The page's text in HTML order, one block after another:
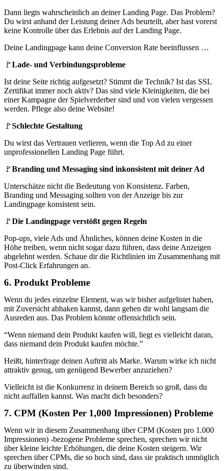
Dann liegts wahrscheinlich an deiner Landing Page. Das Problem?
Du wirst anhand der Leistung deiner Ads beurteilt, aber hast vorerst
keine Kontrolle über das Erlebnis auf der Landing Page.
Deine Landingpage kann deine Conversion Rate beeinflussen …
🚩Lade- und Verbindungsprobleme
Ist deine Seite richtig aufgesetzt? Stimmt die Technik? Ist das SSL
Zertifikat immer noch aktiv? Das sind viele Kleinigkeiten, die bei
einer Kampagne der Spielverderber sind und von vielen vergessen
werden. Pflege also deine Website!
🚩Schlechte Gestaltung
Du wirst das Vertrauen verlieren, wenn die Top Ad zu einer
unprofessionellen Landing Page führt.
🚩Branding und Messaging sind inkonsistent mit deiner Ad
Unterschätze nicht die Bedeutung von Konsistenz. Farben,
Branding und Messaging sollten von der Anzeige bis zur
Landingpage konsistent sein.
🚩Die Landingpage verstößt gegen Regeln
Pop-ups, viele Ads und Ähnliches, können deine Kosten in die
Höhe treiben, wenn nicht sogar dazu führen, dass deine Anzeigen
abgelehnt werden. Schaue dir die Richtlinien im Zusammenhang mit
Post-Click Erfahrungen an.
6. Produkt Probleme
Wenn du jedes einzelne Element, was wir bisher aufgelistet haben,
mit Zuversicht abhaken kannst, dann gehen dir wohl langsam die
Ausreden aus. Das Problem könnte offensichtlich sein.
“Wenn niemand dein Produkt kaufen will, liegt es vielleicht daran,
dass niemand dein Produkt kaufen möchte.”
Heißt, hinterfrage deinen Auftritt als Marke. Warum wirke ich nicht
attraktiv genug, um genügend Bewerber anzuziehen?
Vielleicht ist die Konkurrenz in deinem Bereich so groß, dass du
nicht auffallen kannst. Was macht dich besonders?
7. CPM (Kosten Per 1,000 Impressionen) Probleme
Wenn wir in diesem Zusammenhang über CPM (Kosten pro 1.000
Impressionen) -bezogene Probleme sprechen, sprechen wir nicht
über kleine leichte Erhöhungen, die deine Kosten steigern. Wir
sprechen über CPMs, die so hoch sind, dass sie praktisch unmöglich
zu überwinden sind.